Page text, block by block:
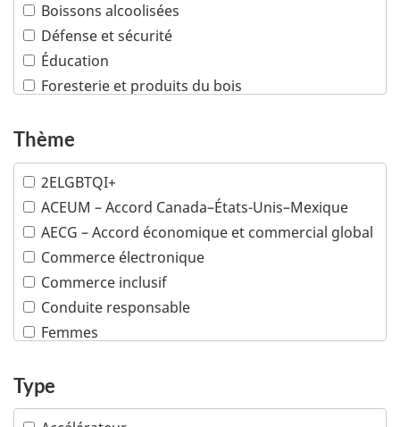
Boissons alcoolisées
Défense et sécurité
Éducation
Foresterie et produits du bois
Infrastructures
Machinerie industrielle
Mines
Pétrole et gaz
Plusieurs industries
Poissons et fruits de mer
Produits chimiques et matières plastiques
Produits de consommation
Sciences de la vie
Services professionnels
Technologies de l'information et des
Thème
2ELGBTQI+
ACEUM – Accord Canada–États-Unis–Mexique
AECG – Accord économique et commercial global
Commerce électronique
Commerce inclusif
Conduite responsable
Femmes
Peuples autochtones
Propriété intellectuelle
Type